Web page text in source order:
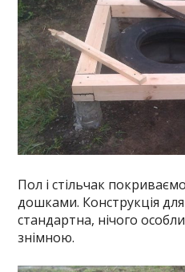
Пол і стільчак
дошками. Конструкція для
стандартна, нічого
знімною.